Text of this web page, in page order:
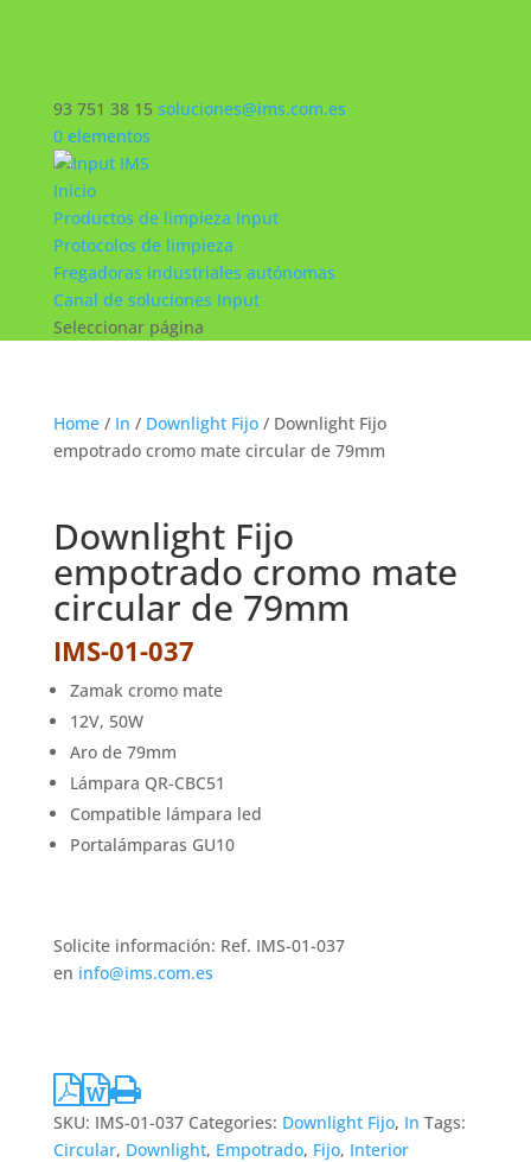
93 751 38 15 soluciones@ims.com.es
0 elementos
Inicio
Productos de limpieza Input
Protocolos de limpieza
Fregadoras industriales autónomas
Canal de soluciones Input
Seleccionar página
Home/ In / Downlight Fijo/ Downlight Fijo
empotrado cromo mate circular de 79mm
Downlight Fijo
empotrado cromo mate
circular de 79mm
IMS-01-037
Zamak cromo mate
12V, 50W
Aro de 79mm
Lámpara QR-CBC51
Compatible lámpara led
Portalámparas GU10
Solicite información: Ref. IMS-01-037
en info@ims.com.es
SKU: IMS-01-037 Categories: Downlight Fijo, In Tags:
Circular, Downlight, Empotrado, Fijo, Interior